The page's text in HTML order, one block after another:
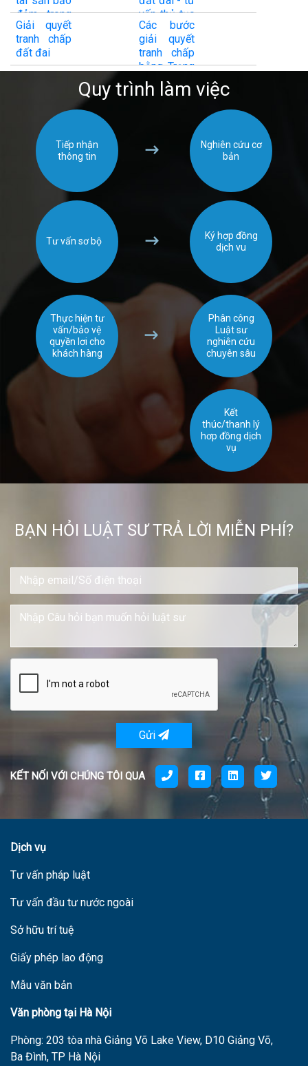
đồng
thương mại
đảm trong
hợp đồng
tín dụng
vấn thủ tục
nhà đất
​Giải quyết
tranh chấp
đất đai
Các bước
giải quyết
tranh chấp
bằng Trọng
tài thương
mại
Quy trình làm việc
Tiếp nhận
thông tin
Nghiên cứu cơ
bản
Tư vấn sơ bộ
Ký hợp đồng
dịch vu
Phân công
Luật sư
nghiên cứu
chuyên sâu
Thực hiện tư
vấn/bảo vệ
quyền lơi cho
khách hàng
Kết
thúc/thanh lý
hơp đồng dịch
vụ
BẠN HỎI LUẬT SƯ TRẢ LỜI MIỄN PHÍ?
Gửi
KẾT NỐI VỚI CHÚNG TÔI QUA
Dịch vụ
Tư vấn pháp luật
Tư vấn đầu tư nước ngoài
Sở hữu trí tuệ
Giấy phép lao động
Mẫu văn bản
Văn phòng tại Hà Nội
Phòng: 203 tòa nhà Giảng Võ Lake View, D10 Giảng Võ,
Ba Đình, TP Hà Nội